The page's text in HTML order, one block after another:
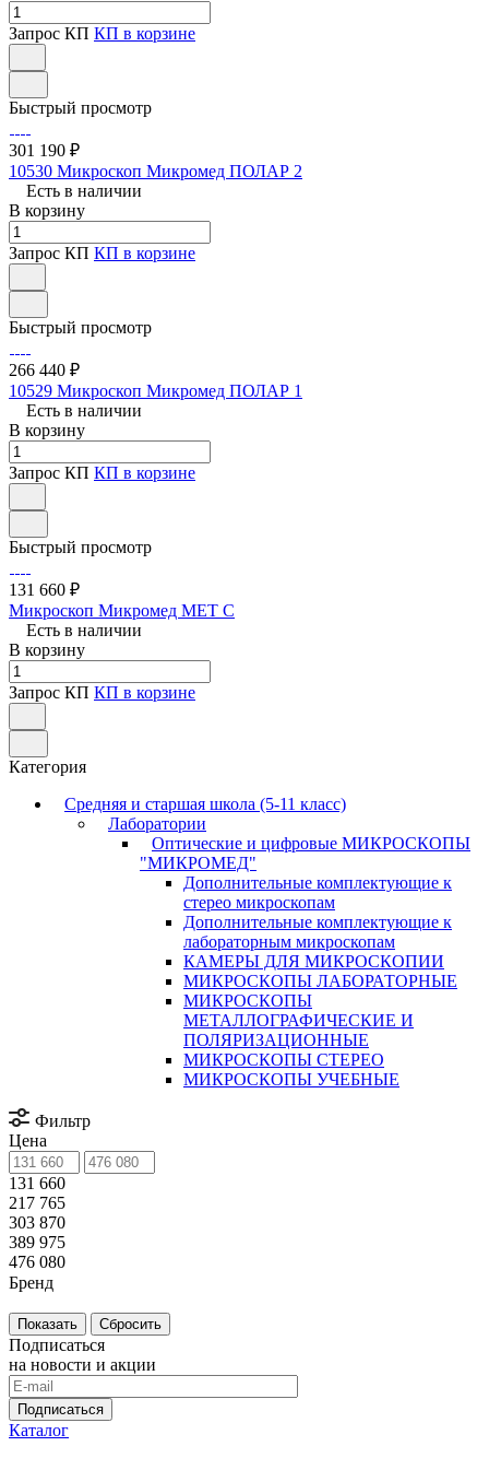
Запрос КП КП в корзине
Быстрый просмотр
301 190 ₽
10530 Микроскоп Микромед ПОЛАР 2
Есть в наличии
В корзину
Запрос КП КП в корзине
Быстрый просмотр
266 440 ₽
10529 Микроскоп Микромед ПОЛАР 1
Есть в наличии
В корзину
Запрос КП КП в корзине
Быстрый просмотр
131 660 ₽
Микроскоп Микромед МЕТ С
Есть в наличии
В корзину
Запрос КП КП в корзине
Категория
Средняя и старшая школа (5-11 класс)
Лаборатории
Оптические и цифровые МИКРОСКОПЫ
"МИКРОМЕД"
Дополнительные комплектующие к
стерео микроскопам
Дополнительные комплектующие к
лабораторным микроскопам
КАМЕРЫ ДЛЯ МИКРОСКОПИИ
МИКРОСКОПЫ ЛАБОРАТОРНЫЕ
МИКРОСКОПЫ
МЕТАЛЛОГРАФИЧЕСКИЕ И
ПОЛЯРИЗАЦИОННЫЕ
МИКРОСКОПЫ СТЕРЕО
МИКРОСКОПЫ УЧЕБНЫЕ
Фильтр
Цена
131 660
217 765
303 870
389 975
476 080
Бренд
Сбросить
Подписаться
на новости и акции
Подписаться
Каталог